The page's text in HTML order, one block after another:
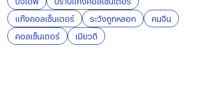
แก๊งคอลเซ็นเตอร์
ระวังถูกหลอก
คนจีน
คอลเซ็นเตอร์
เมียวดี